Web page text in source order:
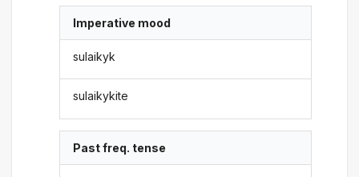
Imperative mood
sulaikyk
sulaikykite
Past freq. tense